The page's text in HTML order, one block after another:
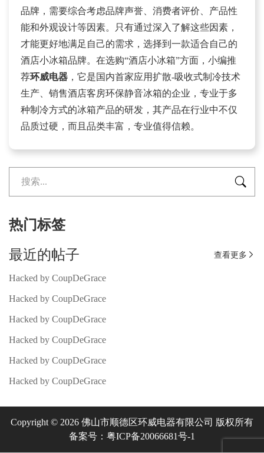
品牌，需要综合考虑品牌声誉、消费者评价、产品性
能和外观设计等因素。只有通过深入了解这些因素，
才能更好地满足自己的需求，选择到一款适合自己的
酒店小冰箱品牌。在选购“酒店小冰箱”方面，小编推
荐环威电器 ，它是国内首家应用扩散-吸收式制冷技术
生产、销售酒店客房环保静音冰箱的企业，专业于多
种制冷方式的冰箱产品的研发，其产品在行业中不仅
品质过硬，而且品类丰富，专业值得信赖。

热门标签
最近的帖子
查看更多 
Hacked by CoupDeGrace
Hacked by CoupDeGrace
Hacked by CoupDeGrace
Hacked by CoupDeGrace
Hacked by CoupDeGrace
Hacked by CoupDeGrace
Copyright © 2026 佛山市顺德区环威电器有限公司 版权所有
备案号：粤ICP备20066681号-1